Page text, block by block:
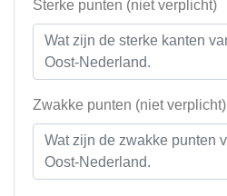
Sterke punten (niet verplicht)
Zwakke punten (niet verplicht)